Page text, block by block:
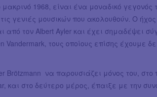
1968, είναι ένα μοναδικό γεγονός
γενιές μουσικών που ακολουθούν. Ο
τον Albert Ayler και έχει σημαδέψει
τους οποίους επίσης έχουμε
να παρουσιάζει μόνος του, στο
και στο δεύτερο μέρος, έπαιξε με την